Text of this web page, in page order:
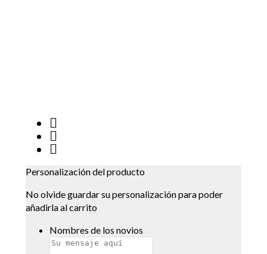
Personalización del producto
No olvide guardar su personalización para poder
añadirla al carrito
Nombres de los novios